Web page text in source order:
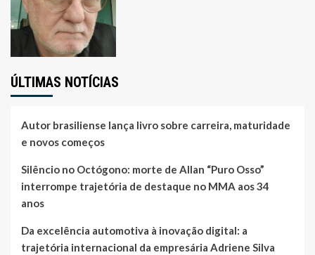
ÚLTIMAS NOTÍCIAS
Autor brasiliense lança livro sobre carreira, maturidade
e novos começos
Silêncio no Octógono: morte de Allan “Puro Osso”
interrompe trajetória de destaque no MMA aos 34
anos
Da excelência automotiva à inovação digital: a
trajetória internacional da empresária Adriene Silva